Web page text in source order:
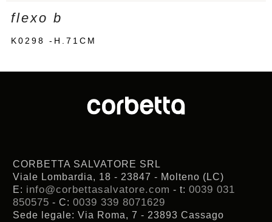
flexo b
K0298 -H.71CM
CORBETTA SALVATORE SRL
Viale Lombardia, 18 - 23847 - Molteno (LC)
E: info@corbettasalvatore.com - t: 0039 031
850575 - C: 0039 339 8071629
Sede legale: Via Roma, 7 - 23893 Cassago